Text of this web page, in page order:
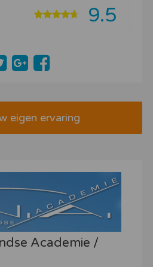
9.5
eigen ervaring
Academie /